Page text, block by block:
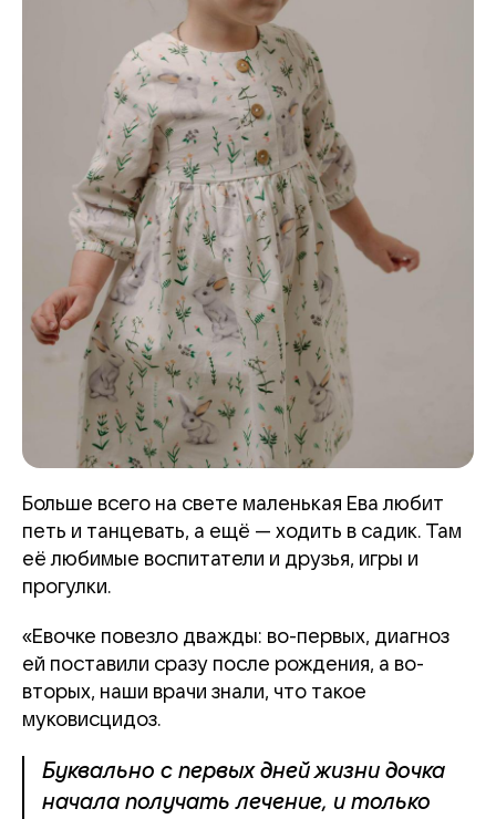
Больше всего на свете маленькая Ева любит
петь и танцевать, а ещё — ходить в садик. Там
её любимые воспитатели и друзья, игры и
прогулки.
«Евочке повезло дважды: во-первых, диагноз
ей поставили сразу после рождения, а во-
вторых, наши врачи знали, что такое
муковисцидоз.
Буквально с первых дней жизни дочка
начала получать лечение, и только